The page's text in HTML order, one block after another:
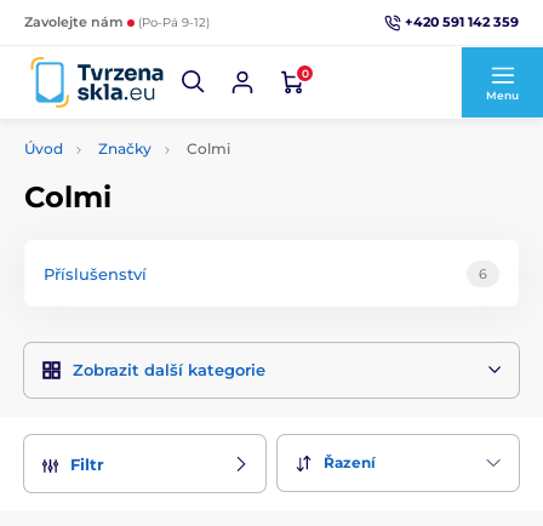
Zavolejte nám (Po-Pá 9-12) +420 591 142 359
0
Menu
Úvod Značky Colmi
Colmi
Příslušenství 6
Zobrazit další kategorie
Filtr Řazení